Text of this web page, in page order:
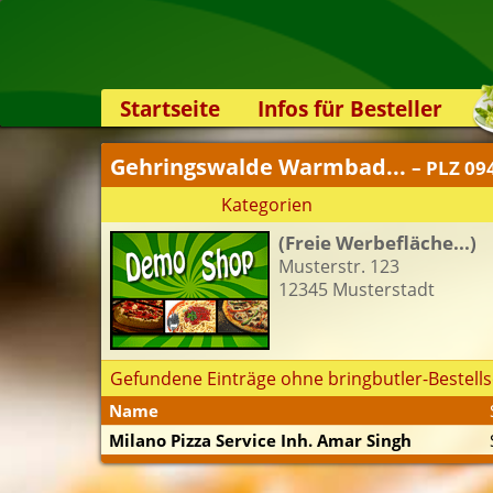
Startseite
Infos für Besteller
Lieferservice-App
Weiterempfehlen
Newsletter
Sicherheit
Kontakt
Gehringswalde Warmbad... – PLZ
Kategorien
(Freie Werbefläche...)
Musterstr. 123
12345 Musterstadt
Gefundene Einträge ohne bringbutler-
Name
Milano Pizza Service Inh. Amar Singh